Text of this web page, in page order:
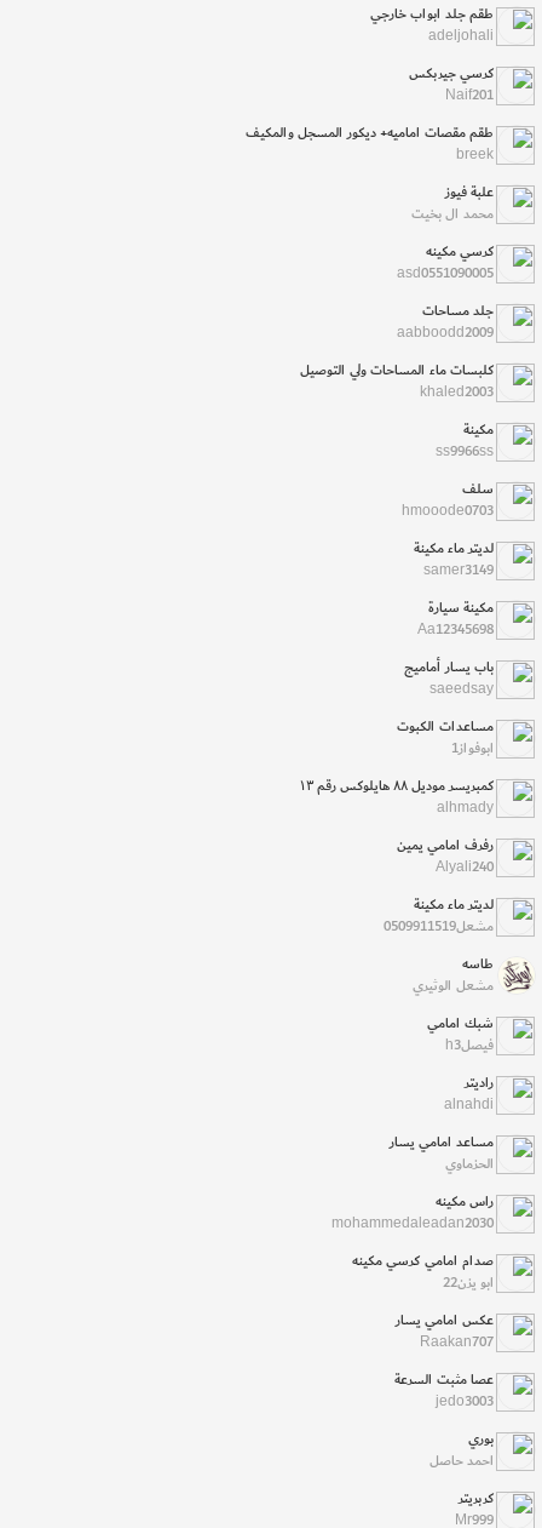
طقم جلد ابواب خارجي
adeljohali
كرسي جيربكس
Naif201
طقم مقصات اماميه+ ديكور المسجل والمكيف
breek
علبة فيوز
محمد ال بخيت
كرسي مكينه
asd0551090005
جلد مساحات
aabboodd2009
كلبسات ماء المساحات ولي التوصيل
khaled2003
مكينة
ss9966ss
سلف
hmooode0703
لديتر ماء مكينة
samer3149
مكينة سيارة
Aa12345698
باب يسار أماميج
saeedsay
مساعدات الكبوت
ابوفواز1
كمبريسر موديل ٨٨ هايلوكس رقم ١٣
alhmady
رفرف امامي يمين
Alyali240
لديتر ماء مكينة
مشعل0509911519
طاسه
مشعل الوثيري
شبك امامي
فيصلh3
راديتر
alnahdi
مساعد امامي يسار
الحزماوي
راس مكينه
mohammedaleadan2030
صدام امامي كرسي مكينه
ابو يزن22
عكس امامي يسار
Raakan707
عصا مثبت السرعة
jedo3003
بوري
احمد حاصل
كربريتر
Mr999